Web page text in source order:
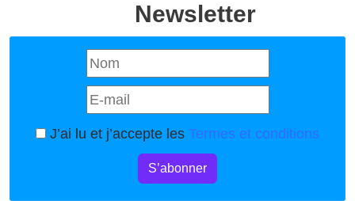
Newsletter
J’ai lu et j’accepte les Termes et conditions
S’abonner